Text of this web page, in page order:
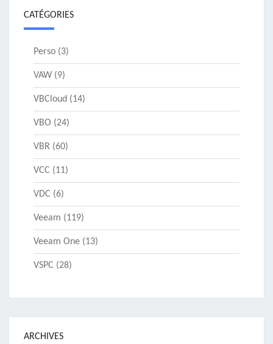
CATÉGORIES
Perso (3)
VAW (9)
VBCloud (14)
VBO (24)
VBR (60)
VCC (11)
VDC (6)
Veeam (119)
Veeam One (13)
VSPC (28)
ARCHIVES